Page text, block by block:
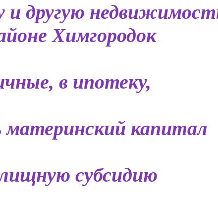
и другую
Химгородок
в ипотеку,
материнский капитал
субсидию